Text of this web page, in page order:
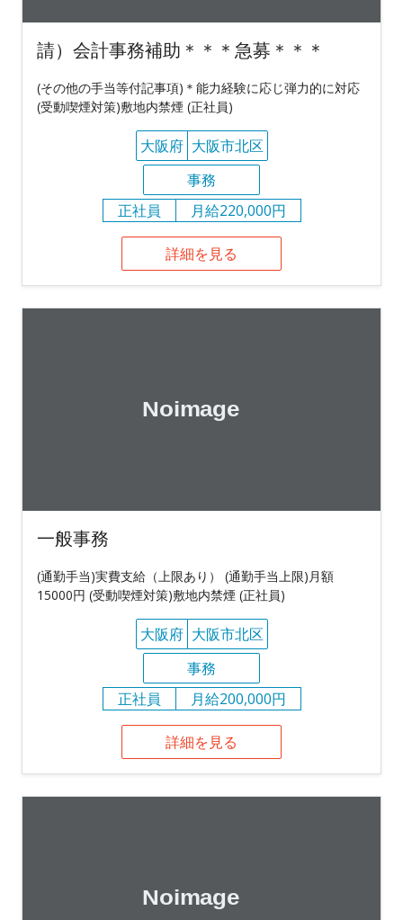
請）会計事務補助＊＊＊急募＊＊＊
(その他の手当等付記事項)＊能力経験に応じ弾力的に対応
(受動喫煙対策)敷地内禁煙 (正社員)
大阪府 大阪市北区
事務
正社員
月給220,000円
詳細を見る
一般事務
(通勤手当)実費支給（上限あり） (通勤手当上限)月額
15000円 (受動喫煙対策)敷地内禁煙 (正社員)
大阪府 大阪市北区
事務
正社員
月給200,000円
詳細を見る